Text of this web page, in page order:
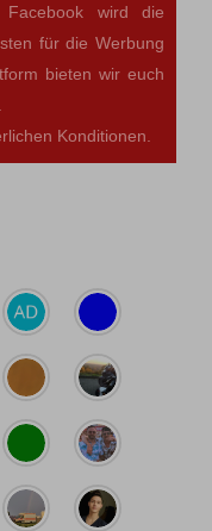
wird die
für die Werbung
bieten wir euch
Konditionen.